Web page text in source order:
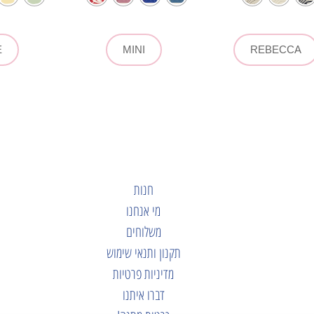
REBECCA
MINI
חנות
מי אנחנו
משלוחים
תקנון ותנאי שימוש
מדיניות פרטיות
דברו איתנו